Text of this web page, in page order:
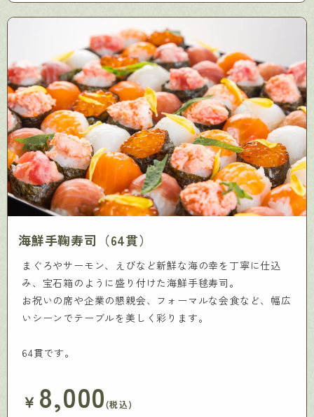
海鮮手鞠寿司（64貫）
まぐろやサーモン、えびなど新鮮な海の幸を丁寧に仕込
み、宝石箱のように盛り付けた海鮮手毬寿司。
お祝いの席や企業の懇親会、フォーマルな会食など、幅広
いシーンでテーブルを美しく彩ります。
64貫です。
￥ 8,000(税込)